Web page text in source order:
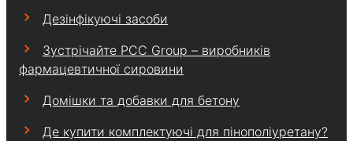
Дезінфікуючі засоби
Зустрічайте PCC Group – виробників
фармацевтичної сировини
Домішки та добавки для бетону
Де купити комплектуючі для пінополіуретану?